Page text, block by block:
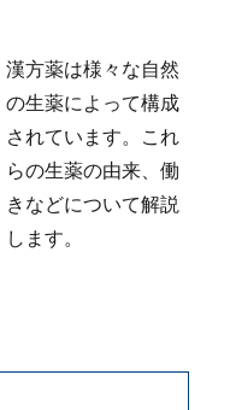
漢方薬は様々な自然
の生薬によって構成
されています。これ
らの生薬の由来、働
きなどについて解説
します。